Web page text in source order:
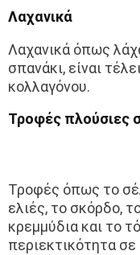
Λαχανικά
Λαχανικά όπως
σπανάκι, είναι
κολλαγόνου.
Τροφές πλούσιες
Τροφές όπως το
ελιές, το σκόρδο,
κρεμμύδια και το
περιεκτικότητα σε